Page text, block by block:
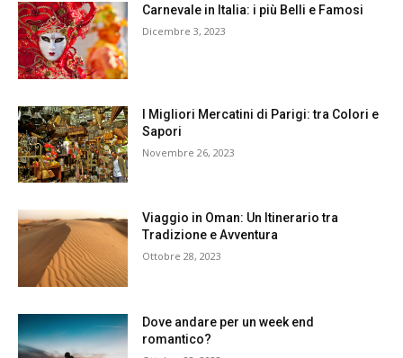
Carnevale in Italia: i più Belli e Famosi
Dicembre 3, 2023
I Migliori Mercatini di Parigi: tra Colori e
Sapori
Novembre 26, 2023
Viaggio in Oman: Un Itinerario tra
Tradizione e Avventura
Ottobre 28, 2023
Dove andare per un week end
romantico?